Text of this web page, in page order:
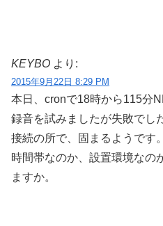
KEYBO より:
2015年9月22日 8:29 PM
本日、cronで18時から115分
録音を試みましたが失敗でし
接続の所で、固まるようです。
時間帯なのか、設置環境なの
ますか。